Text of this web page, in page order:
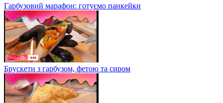
Гарбузовий марафон: готуємо панкейки
Брускети з гарбузом, фетою та сиром